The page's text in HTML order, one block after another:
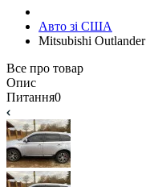
Авто зі США
Mitsubishi Outlander
Все про товар
Опис
Питання0